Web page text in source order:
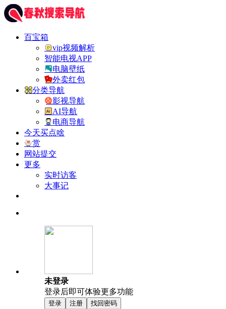
百宝箱
vip视频解析
智能电视APP
电脑壁纸
外卖红包
分类导航
影视导航
AI导航
电商导航
今天买点啥
赏
网站提交
更多
实时访客
大事记
未登录
登录后即可体验更多功能
登录 注册 找回密码